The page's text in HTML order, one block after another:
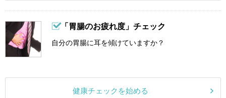
「胃腸のお疲れ度」チェック
自分の胃腸に耳を傾けていますか？
健康チェックを始める